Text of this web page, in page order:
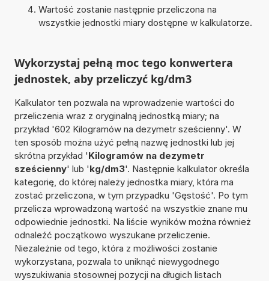
Wartość zostanie następnie przeliczona na
wszystkie jednostki miary dostępne w kalkulatorze.
Wykorzystaj pełną moc tego konwertera
jednostek, aby przeliczyć kg/dm3
Kalkulator ten pozwala na wprowadzenie wartości do
przeliczenia wraz z oryginalną jednostką miary; na
przykład '602 Kilogramów na dezymetr sześcienny'. W
ten sposób można użyć pełną nazwę jednostki lub jej
skrótna przykład 'Kilogramów na dezymetr
sześcienny' lub 'kg/dm3'. Następnie kalkulator określa
kategorię, do której należy jednostka miary, która ma
zostać przeliczona, w tym przypadku 'Gęstość'. Po tym
przelicza wprowadzoną wartość na wszystkie znane mu
odpowiednie jednostki. Na liście wyników można również
odnaleźć początkowo wyszukane przeliczenie.
Niezależnie od tego, która z możliwości zostanie
wykorzystana, pozwala to uniknąć niewygodnego
wyszukiwania stosownej pozycji na długich listach